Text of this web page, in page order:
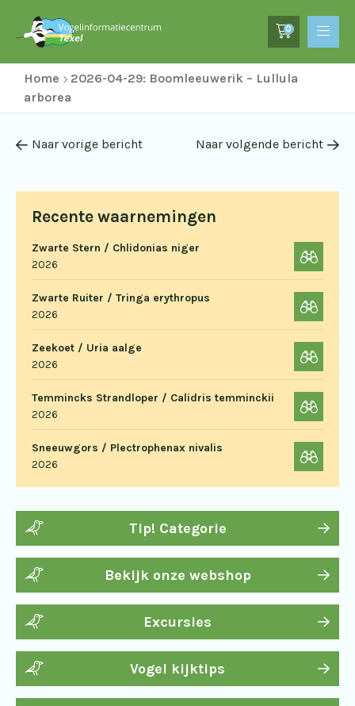
0
Home
2026-04-29: Boomleeuwerik – Lullula
arborea
Recente waarnemingen
Zwarte Stern / Chlidonias niger
2026
Zwarte Ruiter / Tringa erythropus
2026
Zeekoet / Uria aalge
2026
Temmincks Strandloper / Calidris temminckii
2026
Sneeuwgors / Plectrophenax nivalis
2026
Tip! Categorie
Bekijk onze webshop
Excursies
Vogel kijktips
Naar vorige bericht Naar volgende bericht